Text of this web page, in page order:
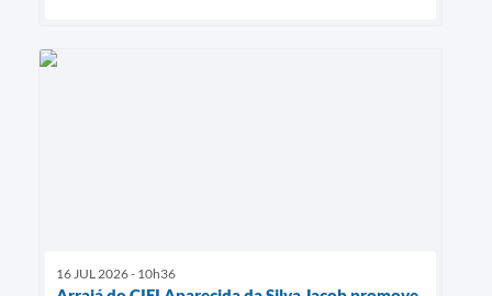
16 JUL 2026 - 10h36